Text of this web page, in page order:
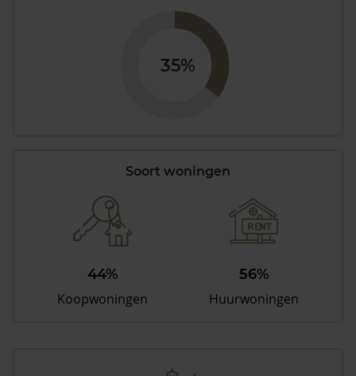
35%
Soort woningen
44%
Koopwoningen
56%
Huurwoningen